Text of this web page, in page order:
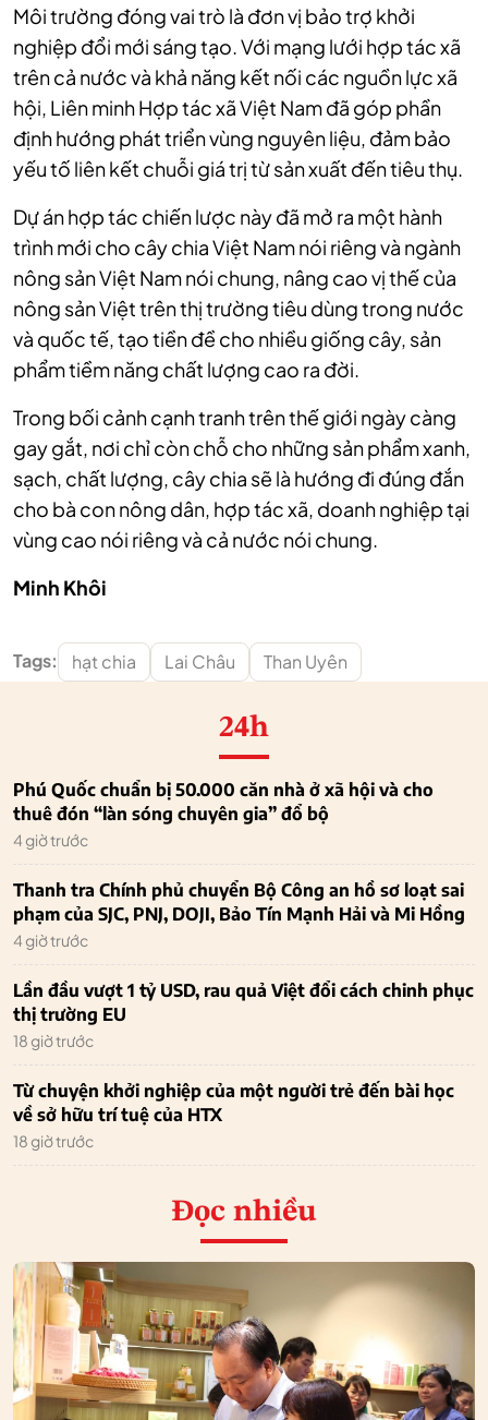
Môi trường đóng vai trò là đơn vị bảo trợ khởi
nghiệp đổi mới sáng tạo. Với mạng lưới hợp tác xã
trên cả nước và khả năng kết nối các nguồn lực xã
hội, Liên minh Hợp tác xã Việt Nam đã góp phần
định hướng phát triển vùng nguyên liệu, đảm bảo
yếu tố liên kết chuỗi giá trị từ sản xuất đến tiêu thụ.
Dự án hợp tác chiến lược này đã mở ra một hành
trình mới cho cây chia Việt Nam nói riêng và ngành
nông sản Việt Nam nói chung, nâng cao vị thế của
nông sản Việt trên thị trường tiêu dùng trong nước
và quốc tế, tạo tiền đề cho nhiều giống cây, sản
phẩm tiềm năng chất lượng cao ra đời.
Trong bối cảnh cạnh tranh trên thế giới ngày càng
gay gắt, nơi chỉ còn chỗ cho những sản phẩm xanh,
sạch, chất lượng, cây chia sẽ là hướng đi đúng đắn
cho bà con nông dân, hợp tác xã, doanh nghiệp tại
vùng cao nói riêng và cả nước nói chung.
Minh Khôi
Tags: hạt chia Lai Châu Than Uyên
24h
Phú Quốc chuẩn bị 50.000 căn nhà ở xã hội và cho
thuê đón “làn sóng chuyên gia” đổ bộ
4 giờ trước
Thanh tra Chính phủ chuyển Bộ Công an hồ sơ loạt sai
phạm của SJC, PNJ, DOJI, Bảo Tín Mạnh Hải và Mi Hồng
4 giờ trước
Lần đầu vượt 1 tỷ USD, rau quả Việt đổi cách chinh phục
thị trường EU
18 giờ trước
Từ chuyện khởi nghiệp của một người trẻ đến bài học
về sở hữu trí tuệ của HTX
18 giờ trước
Đọc nhiều